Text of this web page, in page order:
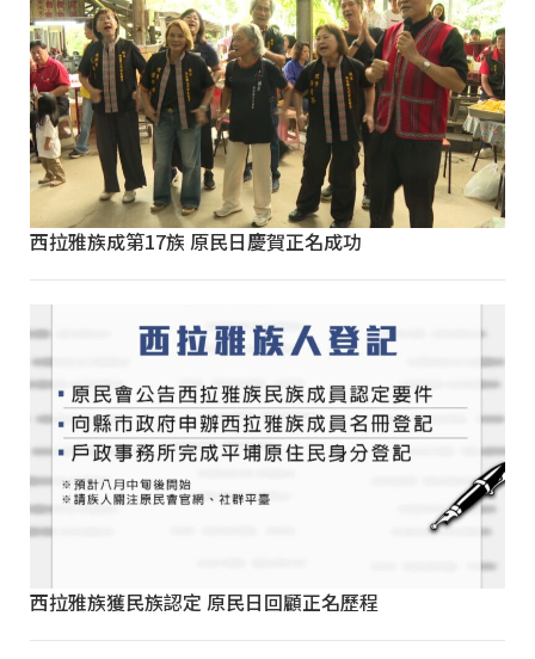
西拉雅族成第17族 原民日慶賀正名成功
西拉雅族獲民族認定 原民日回顧正名歷程